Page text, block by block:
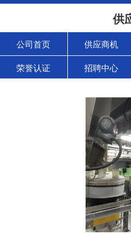
供
公司首页 供应商机
荣誉认证 招聘中心